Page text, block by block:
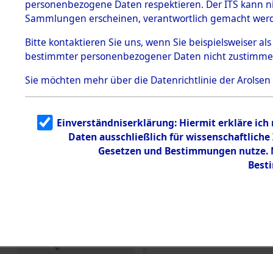
5.3
Todesmärsche
5.3.1 Alliierte
Erhebungen
zu
Todesmärsch
en
5.3.2
g
5.3.3
Todesmärsch
e
personenbezogene Daten respektieren. Der ITS
Sammlungen erscheinen, verantwortlich gemacht
Bitte kontaktieren Sie uns, wenn Sie beispielsweiser
bestimmter personenbezogener Daten nicht
Sie möchten mehr über die Datenrichtlinie der Arolsen
Einverständniserklärung: Hiermit erkläre ich
Daten ausschließlich für
Gesetzen und Bestimmungen